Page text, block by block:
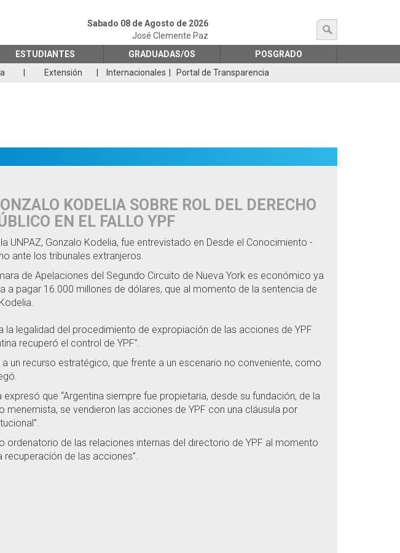
búsqueda
Sabado 08 de Agosto de 2026
José Clemente Paz
ESTUDIANTES GRADUADAS/OS
POSGRADO
Extensión Internacionales Portal de Transparencia
KODELIA SOBRE ROL DEL DERECHO
EN EL FALLO YPF
Gonzalo Kodelia, fue entrevistado en Desde el Conocimiento -
ante los tribunales extranjeros.
de Apelaciones del Segundo Circuito de Nueva York es económico ya
a pagar 16.000 millones de dólares, que al momento de la sentencia de
legalidad del procedimiento de expropiación de las acciones de YPF
recuperó el control de YPF”.
un recurso estratégico, que frente a un escenario no conveniente, como
que “Argentina siempre fue propietaria, desde su fundación, de la
se vendieron las acciones de YPF con una cláusula por
ordenatorio de las relaciones internas del directorio de YPF al momento
de las acciones”.